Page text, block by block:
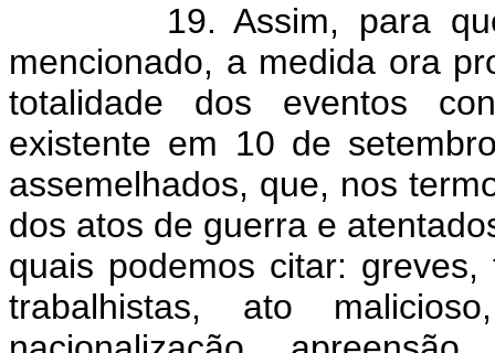
19. Assim, para que
mencionado, a medida ora
totalidade dos eventos
existente em 10 de
assemelhados, que, nos
dos atos de guerra e
quais podemos citar:
trabalhistas, ato